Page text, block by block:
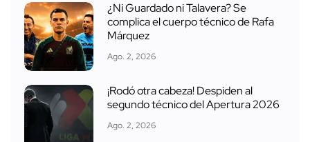
¿Ni Guardado ni Talavera? Se
complica el cuerpo técnico de Rafa
Márquez
Ago. 2, 2026
¡Rodó otra cabeza! Despiden al
segundo técnico del Apertura 2026
Ago. 2, 2026